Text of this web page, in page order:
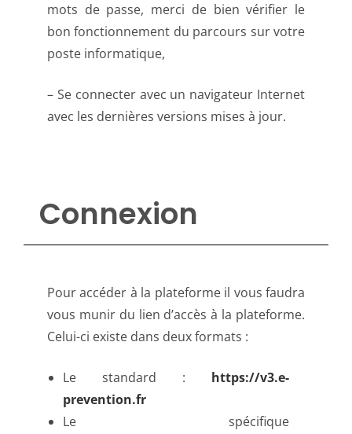
mots de passe, merci de bien vérifier le
bon fonctionnement du parcours sur votre
poste informatique,
– Se connecter avec un navigateur Internet
avec les dernières versions mises à jour.
Connexion
Pour accéder à la plateforme il vous faudra
vous munir du lien d’accès à la plateforme.
Celui-ci existe dans deux formats :
Le standard : https://v3.e-
prevention.fr
Le spécifique